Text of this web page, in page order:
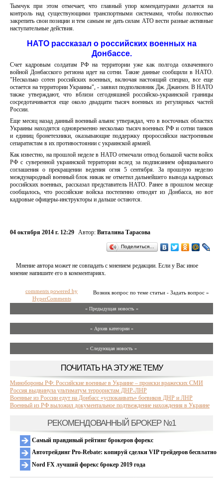
Тымчук при этом отмечает, что главный упор комендатурами делается на
контроль над существующими транспортными системами, чтобы полностью
закрепить свои позиции и тем самым не дать силам АТО вести разные активные
наступательные действия.
НАТО рассказал о российских военных на
Донбассе.
Счет кадровым солдатам РФ на территории уже как полгода охваченного
войной Донбасского региона идет на сотни. Такие данные сообщили в НАТО.
"Несколько сотен российских военных, включая настоящий спецназ, все еще
остается на территории Украины", - заявил подполковник Дж. Джанзен. В НАТО
также утверждают, что вблизи сегодняшней российско-украинской границы
сосредотачивается еще около двадцати тысяч военных из регулярных частей
России.
Еще месяц назад данный военный альянс утверждал, что в восточных областях
Украины находятся одновременно несколько тысяч военных РФ и сотни танков
и единиц бронетехники, оказывающие поддержку пророссийски настроенным
сепаратистам в их противостоянии с украинской армией.
Как известно, на прошлой неделе в НАТО отмечали отвод большой части войск
РФ с суверенной украинской территории вслед за подписанием официального
соглашения о прекращении ведения огня 5 сентября. За прошлую неделю
международный военный блок никак не отметил дальнейшего вывода кадровых
российских военных, рассказал представитель НАТО. Ранее в прошлом месяце
сообщалось, что российские войска постепенно отводят из Донбасса, но вот
кадровые офицеры-инструкторы и дальше остаются.
04 октября 2014 г. 12:29 Автор: Виталина Тарасова
Поделиться…
Мнение автора может не совпадать с мнением редакции. Если у Вас иное
мнение напишите его в комментариях.
Возник вопрос по теме статьи - Задать вопрос »
comments powered by
HyperComments
« Предыдущая новость «
» Архив категории «
» Следующая новость »
ПОЧИТАТЬ НА ЭТУ ЖЕ ТЕМУ
Минобороны РФ: Российские военные в Украине – происки вражеских СМИ
Россия выдвинула ультиматум террористам ДНР-ЛНР
Военные из России едут на Донбасс «успокаивать» боевиков ДНР и ЛНР
Военный из РФ выложил документальное подтвеждение нахождения в Украине
РЕКОМЕНДОВАННЫЙ БРОКЕР №1
Самый правдивый рейтинг брокеров форекс
Автотрейдинг Pro-Rebate: копируй сделки VIP трейдеров бесплатно
Nord FX лучший форекс брокер 2019 года